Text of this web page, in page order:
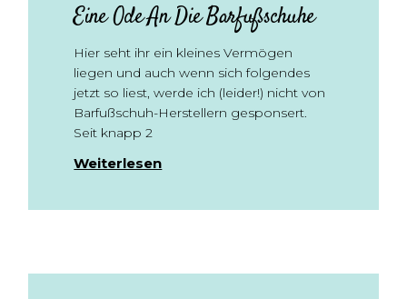
Eine Ode An Die Barfußschuhe
Hier seht ihr ein kleines Vermögen
liegen und auch wenn sich folgendes
jetzt so liest, werde ich (leider!) nicht von
Barfußschuh-Herstellern gesponsert.
Seit knapp 2
Weiterlesen